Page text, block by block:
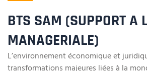
BTS SAM (SUPPORT A
MANAGERIALE)
L’environnement économique et
transformations majeures liées à la